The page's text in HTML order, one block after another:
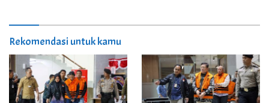
Rekomendasi untuk kamu